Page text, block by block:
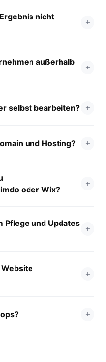
nicht
außerhalb
selbst bearbeiten?
und Hosting?
oder Wix?
Pflege und Updates